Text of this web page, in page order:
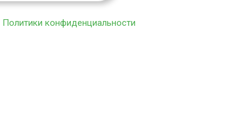
Политики конфиденциальности